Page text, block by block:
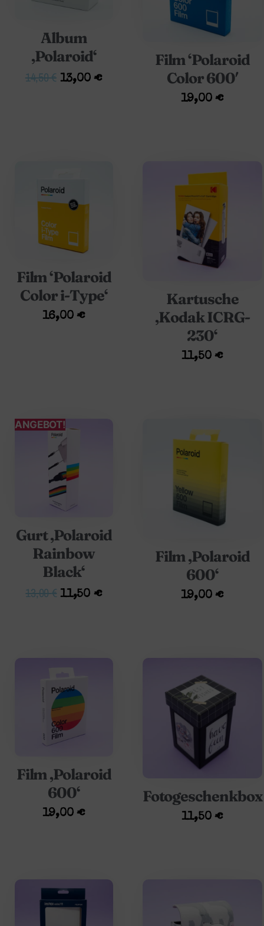
Album
‚Polaroid‘
14,50€ 13,00€
Film ‘Polaroid
Color 600′
19,00€
Film ‘Polaroid
Color i-Type‘
16,00€
Kartusche
‚Kodak ICRG-
230‘
11,50€
ANGEBOT!
Gurt ‚Polaroid
Rainbow
Black‘
13,00€ 11,50 €
Film ‚Polaroid
600‘
19,00€
Film ‚Polaroid
600‘
19,00€
Fotogeschenkbox
11,50€